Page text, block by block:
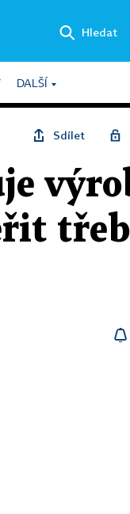
Hledat
DALŠÍ
Sdílet